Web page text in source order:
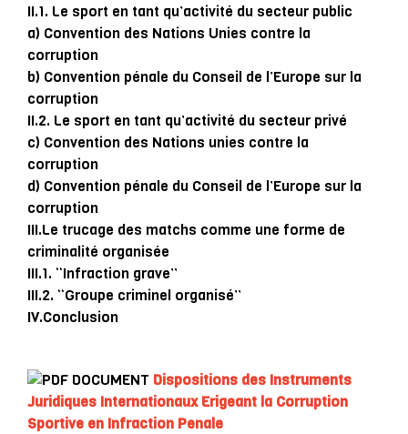
II.1. Le sport en tant qu’activité du secteur public
a) Convention des Nations Unies contre la
corruption
b) Convention pénale du Conseil de l’Europe sur la
corruption
II.2. Le sport en tant qu’activité du secteur privé
c) Convention des Nations unies contre la
corruption
d) Convention pénale du Conseil de l’Europe sur la
corruption
III.Le trucage des matchs comme une forme de
criminalité organisée
III.1. “Infraction grave”
III.2. “Groupe criminel organisé”
IV.Conclusion
Dispositions des Instruments
Juridiques Internationaux Erigeant la Corruption
Sportive en Infraction Penale